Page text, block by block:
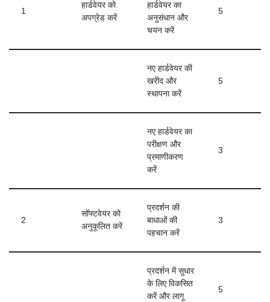
1
हार्डवेयर को
अपग्रेड करें
हार्डवेयर का
अनुसंधान और
चयन करें
5
नए हार्डवेयर की
खरीद और
स्थापना करें
5
नए हार्डवेयर का
परीक्षण और
प्रमाणीकरण
करें
3
2
सॉफ्टवेयर को
अनुकूलित करें
प्रदर्शन की
बाधाओं की
पहचान करें
3
प्रदर्शन में सुधार
के लिए विकसित
करें और लागू
5